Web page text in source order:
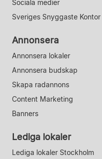
Sociala medier
Sveriges Snyggaste Kontor
Annonsera
Annonsera lokaler
Annonsera budskap
Skapa radannons
Content Marketing
Banners
Lediga lokaler
Lediga lokaler Stockholm